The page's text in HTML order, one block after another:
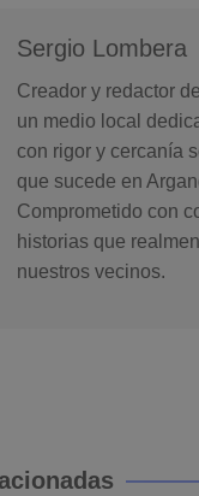
Sergio Lombera
Creador y redactor
un medio local
con rigor y cercanía
que sucede en
Comprometido con
historias que
nuestros vecinos.